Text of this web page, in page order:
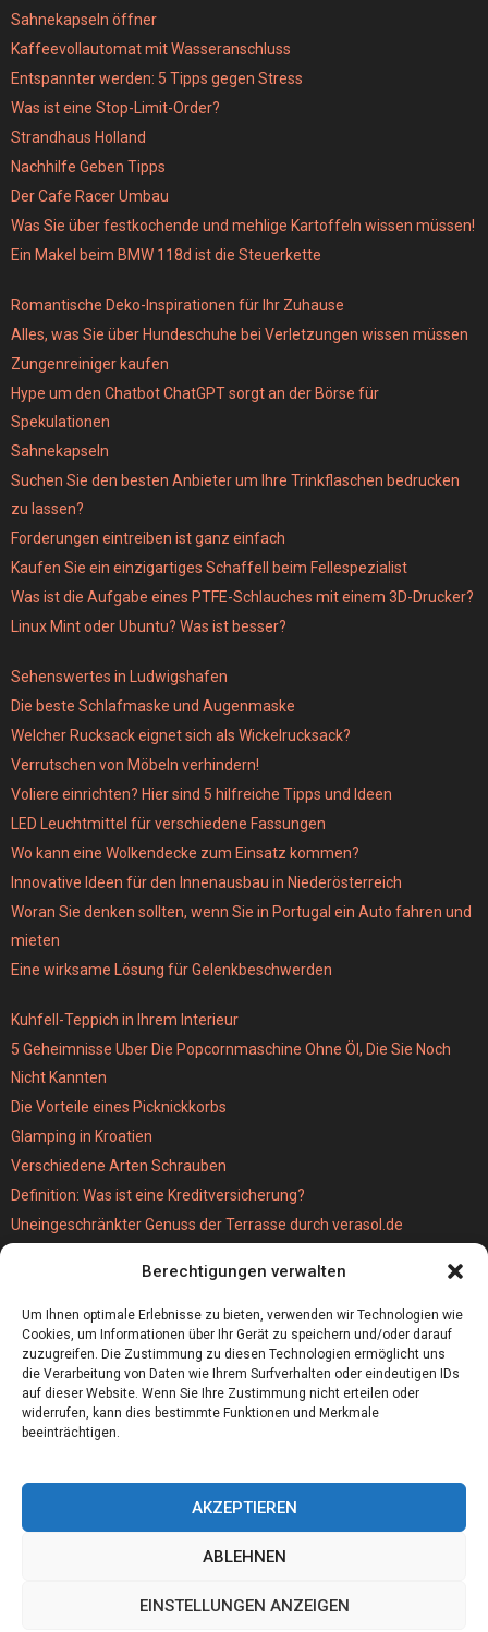
Berechtigungen verwalten
Um Ihnen optimale Erlebnisse zu bieten, verwenden wir Technologien wie
Cookies, um Informationen über Ihr Gerät zu speichern und/oder darauf
zuzugreifen. Die Zustimmung zu diesen Technologien ermöglicht uns
die Verarbeitung von Daten wie Ihrem Surfverhalten oder eindeutigen IDs
auf dieser Website. Wenn Sie Ihre Zustimmung nicht erteilen oder
widerrufen, kann dies bestimmte Funktionen und Merkmale
beeinträchtigen.
AKZEPTIEREN
ABLEHNEN
EINSTELLUNGEN ANZEIGEN
Sahnekapseln öffner
Kaffeevollautomat mit Wasseranschluss
Entspannter werden: 5 Tipps gegen Stress
Was ist eine Stop-Limit-Order?
Strandhaus Holland
Nachhilfe Geben Tipps
Der Cafe Racer Umbau
Was Sie über festkochende und mehlige Kartoffeln wissen müssen!
Ein Makel beim BMW 118d ist die Steuerkette
Romantische Deko-Inspirationen für Ihr Zuhause
Alles, was Sie über Hundeschuhe bei Verletzungen wissen müssen
Zungenreiniger kaufen
Hype um den Chatbot ChatGPT sorgt an der Börse für
Spekulationen
Sahnekapseln
Suchen Sie den besten Anbieter um Ihre Trinkflaschen bedrucken
zu lassen?
Forderungen eintreiben ist ganz einfach
Kaufen Sie ein einzigartiges Schaffell beim Fellespezialist
Was ist die Aufgabe eines PTFE-Schlauches mit einem 3D-Drucker?
Linux Mint oder Ubuntu? Was ist besser?
Sehenswertes in Ludwigshafen
Die beste Schlafmaske und Augenmaske
Welcher Rucksack eignet sich als Wickelrucksack?
Verrutschen von Möbeln verhindern!
Voliere einrichten? Hier sind 5 hilfreiche Tipps und Ideen
LED Leuchtmittel für verschiedene Fassungen
Wo kann eine Wolkendecke zum Einsatz kommen?
Innovative Ideen für den Innenausbau in Niederösterreich
Woran Sie denken sollten, wenn Sie in Portugal ein Auto fahren und
mieten
Eine wirksame Lösung für Gelenkbeschwerden
Kuhfell-Teppich in Ihrem Interieur
5 Geheimnisse Uber Die Popcornmaschine Ohne Öl, Die Sie Noch
Nicht Kannten
Die Vorteile eines Picknickkorbs
Glamping in Kroatien
Verschiedene Arten Schrauben
Definition: Was ist eine Kreditversicherung?
Uneingeschränkter Genuss der Terrasse durch verasol.de
Wie schwer ist eigentlich eine MPU?
Hochzeitslocation München